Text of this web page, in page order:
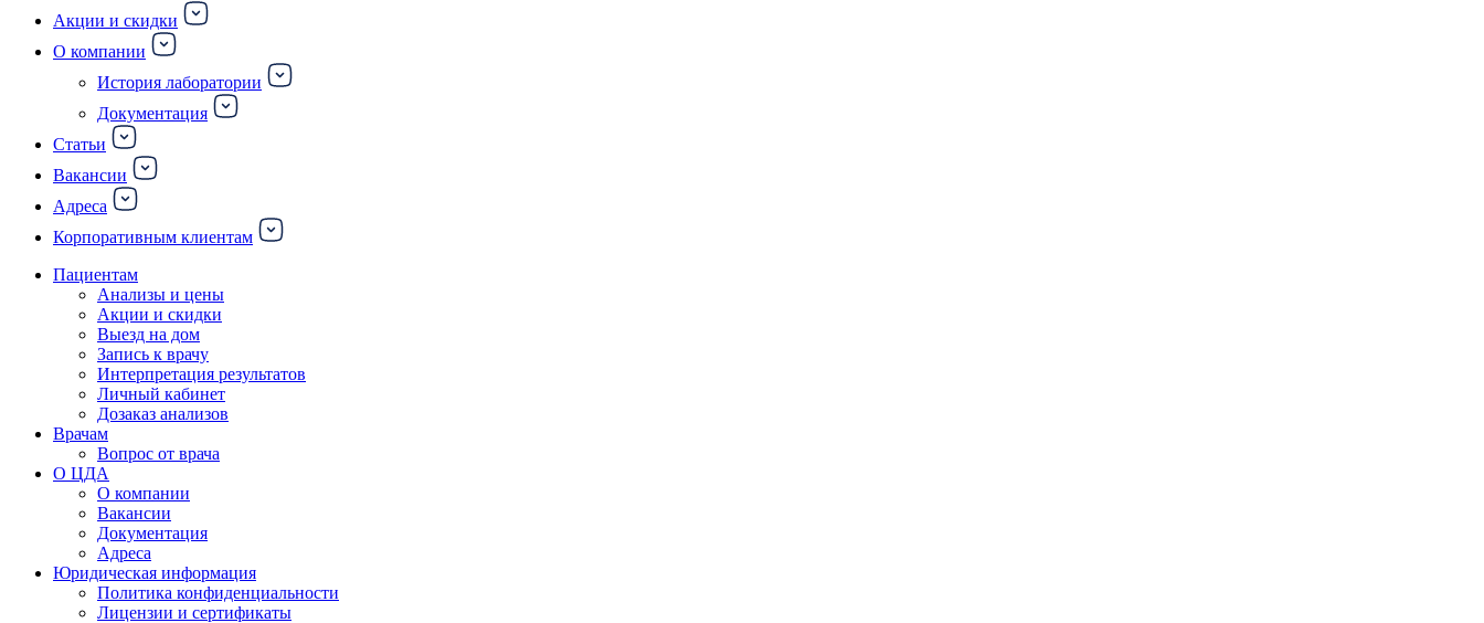
Акции и скидки
О компании
История лаборатории
Документация
Статьи
Вакансии
Адреса
Корпоративным клиентам
Пациентам
Анализы и цены
Акции и скидки
Выезд на дом
Запись к врачу
Интерпретация результатов
Личный кабинет
Дозаказ анализов
Врачам
Вопрос от врача
О ЦДА
О компании
Вакансии
Документация
Адреса
Юридическая информация
Политика конфиденциальности
Лицензии и сертификаты